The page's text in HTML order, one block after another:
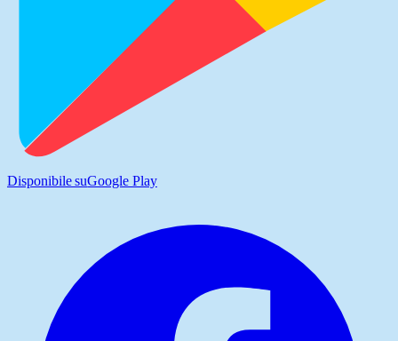
Disponibile suGoogle Play